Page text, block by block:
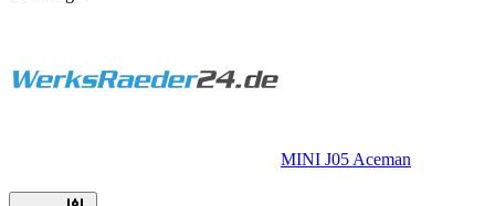
MINI J05 Aceman